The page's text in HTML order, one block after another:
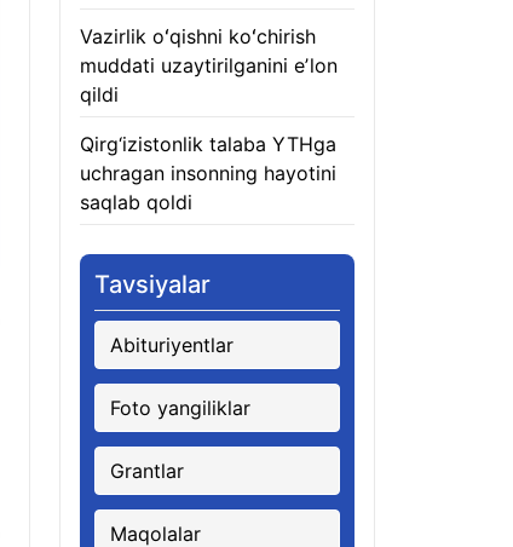
Vazirlik oʻqishni koʻchirish
muddati uzaytirilganini eʼlon
qildi
Qirg‘izistonlik talaba YTHga
uchragan insonning hayotini
saqlab qoldi
Tavsiyalar
Abituriyentlar
Foto yangiliklar
Grantlar
Maqolalar